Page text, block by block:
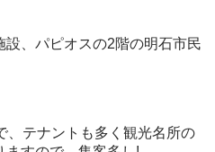
、パピオスの2階の明石市民
、テナントも多く観光名所の